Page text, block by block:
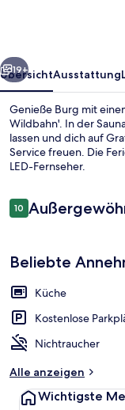
Weiter
19+
ÜbersichtAusstattung
Genieße Burg mit
Wildbahn'. In der
lassen und dich auf
Service freuen. Die
LED-Fernseher.
Bewertungen
1010 von 10.
Beliebte
Küche
Kostenlose
Nichtraucher
Alle anzeigen
Wichtigste